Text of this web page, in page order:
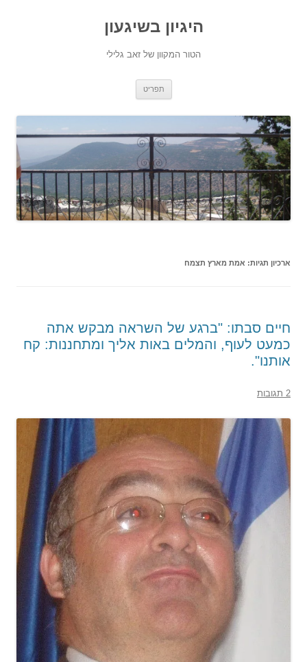
היגיון בשיגעון
הטור המקוון של זאב גלילי
תפריט
ארכיון תגיות: אמת מארץ תצמח
חיים סבתו: "ברגע של השראה מבקש אתה
כמעט לעוף, והמלים באות אליך ומתחננות: קח
אותנו".
2 תגובות